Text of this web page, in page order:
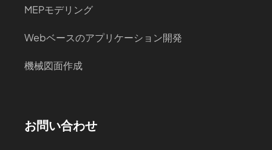
MEPモデリング
Webベースのアプリケーション開発
機械図面作成
お問い合わせ